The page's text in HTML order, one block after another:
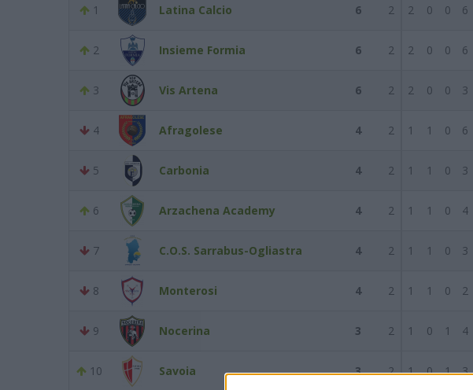
1 Latina Calcio 6 2 2 0 0 6
2 Insieme Formia 6 2 2 0 0 6
3 Vis Artena 6 2 2 0 0 3
4 Afragolese 4 2 1 1 0 6
5 Carbonia 4 2 1 1 0 3
6 Arzachena Academy 4 2 1 1 0 4
7 C.O.S. Sarrabus-Ogliastra 4 2 1 1 0 3
8 Monterosi 4 2 1 1 0 2
9 Nocerina 3 2 1 0 1 4
10 Savoia 3 2 1 0 1 3